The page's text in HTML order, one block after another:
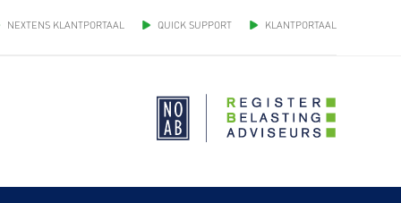
NEXTENS KLANTPORTAAL QUICK SUPPORT KLANTPORTAAL